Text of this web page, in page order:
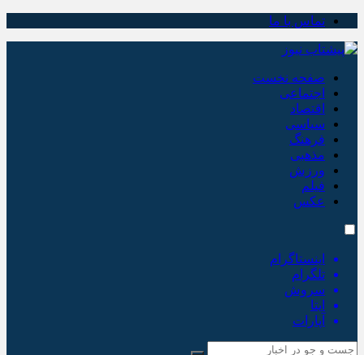
تماس با ما
صفحه نخست
اجتماعی
اقتصاد
سیاسی
فرهنگ
مذهبی
ورزش
فیلم
عکس
اینستاگرام
تلگرام
سروش
ایتا
آپارات